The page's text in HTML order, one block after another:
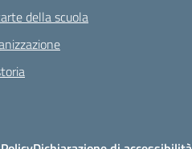
della scuola